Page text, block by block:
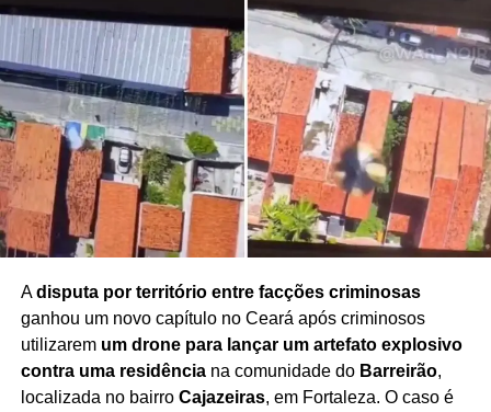
O suspeito permanece à disposição da Justiça, enquanto
o caso segue sob investigação para o aprofundamento
das apurações.As autoridades reforçam que a
identidade da vítima é preservada por força da
legislação brasileira, garantindo a proteção integral da
criança durante todo o processo.
Redação Saiba+
Adisputa por território entre facções criminosas
ganhou um novo capítulo no Ceará após criminosos
utilizarem um drone para lançar um artefato explosivo
contra uma residênciana comunidade do Barreirão,
localizada no bairro Cajazeiras, em Fortaleza. O caso é